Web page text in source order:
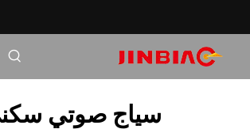
سياج صوتي سكني